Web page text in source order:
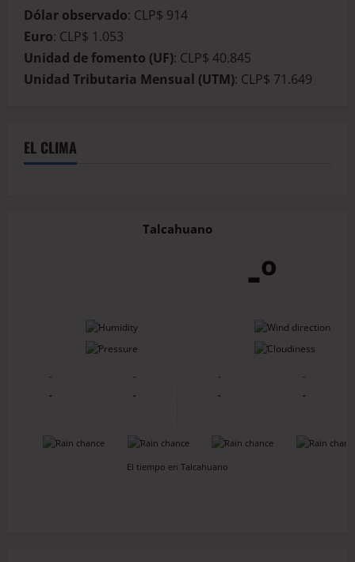
Dólar observado: CLP$ 914
Euro: CLP$ 1.053
Unidad de fomento (UF): CLP$ 40.845
Unidad Tributaria Mensual (UTM): CLP$ 71.649
EL CLIMA
Talcahuano
-º
-
-
-
-
-
-
-
-
-
-
-
-
-
-
-
-
El tiempo en Talcahuano